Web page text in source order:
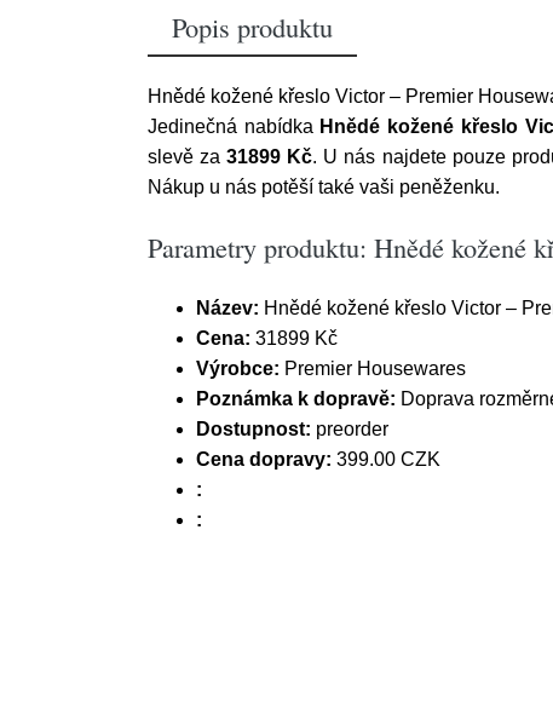
Popis produktu
Hnědé kožené křeslo Victor – Premier
Jedinečná nabídka Hnědé kožené křeslo
slevě za31899 Kč. U nás najdete pouze
Nákup u nás potěší také vaši peněženku.
Parametry produktu: Hnědé kožené
Název: Hnědé kožené křeslo Victor –
Cena: 31899 Kč
Výrobce: Premier Housewares
Poznámka k dopravě: Doprava
Dostupnost: preorder
Cena dopravy: 399.00 CZK
:
: